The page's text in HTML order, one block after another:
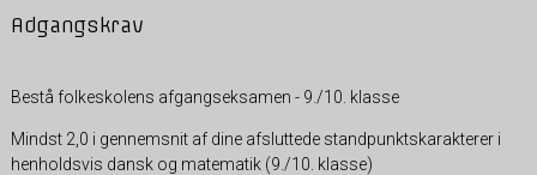
Adgangskrav
Bestå folkeskolens afgangseksamen - 9./10. klasse
Mindst 2,0 i gennemsnit af dine afsluttede standpunktskarakterer i
henholdsvis dansk og matematik (9./10. klasse)